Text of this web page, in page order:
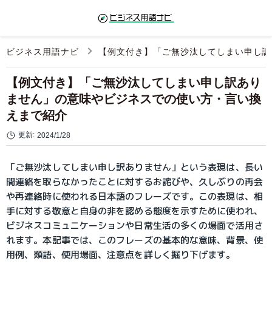
ビジネス用語ナビ 【例文付き】「ご無沙汰してしまい申し
【例文付き】「ご無沙汰してしまい申し訳あり
ません」の意味やビジネスでの使い方・言い換
えまで紹介
更新: 2024/1/28
「ご無沙汰してしまい申し訳ありません」という表現は、長い
間連絡を取らなかったことに対するお詫びや、久しぶりの再会
や再連絡時に使われる日本語のフレーズです。この表現は、相
手に対する敬意と自身の非を認める態度を示すために使われ、
ビジネスコミュニケーションや日常生活の多くの場面で活用さ
れます。本記事では、このフレーズの基本的な意味、背景、使
用例、類語、使用場面、注意点を詳しく掘り下げます。